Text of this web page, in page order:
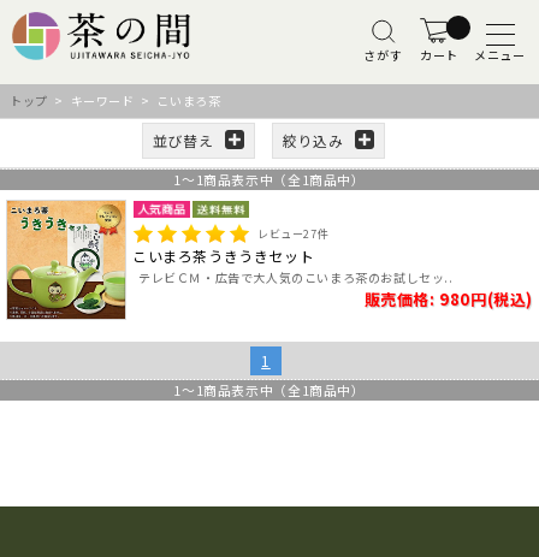
さがす カート メニュー
トップ > キーワード > こいまろ茶
並び替え 絞り込み
1 ～ 1商品表示中（全 1商品中）
レビュー27件
こいまろ茶うきうきセット
テレビＣＭ・広告で大人気のこいまろ茶のお試しセッ..
販売価格: 980円(税込)
1
1 ～ 1商品表示中（全 1商品中）